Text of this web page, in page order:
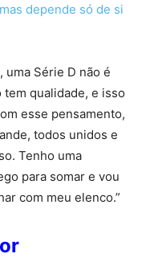
depende só de si
uma Série D não é
qualidade, e isso
esse pensamento,
todos unidos e
Tenho uma
para somar e vou
com meu elenco.”